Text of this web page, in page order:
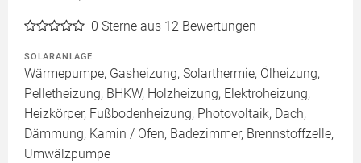
0 Sterne aus 12 Bewertungen
SOLARANLAGE
Wärmepumpe, Gasheizung, Solarthermie, Ölheizung,
Pelletheizung, BHKW, Holzheizung, Elektroheizung,
Heizkörper, Fußbodenheizung, Photovoltaik, Dach,
Dämmung, Kamin / Ofen, Badezimmer, Brennstoffzelle,
Umwälzpumpe